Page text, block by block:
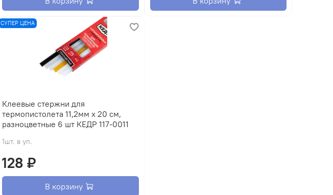
СУПЕР ЦЕНА
Клеевые стержни для
термопистолета 11,2мм x 20 см,
разноцветные 6 шт КЕДР 117-0011
1шт. в уп.
128 ₽
В корзину